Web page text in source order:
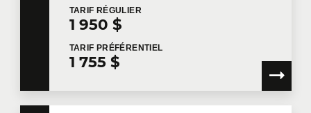
TARIF RÉGULIER
1 950 $
TARIF PRÉFÉRENTIEL
1 755 $